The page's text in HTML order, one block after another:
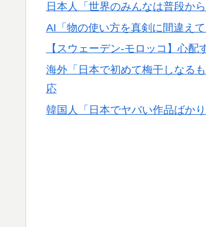
▶ 外国人「2002年W杯は?」韓国
騒然！【海外の反応】
▶ 国際的な小咄 読者投稿 （ゼン
▶ 海外「日本なんて行くんじゃ
▶ 海外「世界で日本を死守する
日本人「世界のみんなは普段か
AI「物の使い方を真剣に間違え
【スウェーデン-モロッコ】心
海外「日本で初めて梅干しなる
応
韓国人「日本でヤバい作品ばか